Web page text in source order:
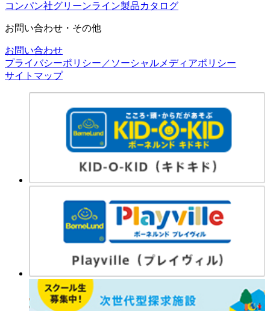
コンパン社グリーンライン製品カタログ
お問い合わせ・その他
お問い合わせ
プライバシーポリシー／ソーシャルメディアポリシー
サイトマップ